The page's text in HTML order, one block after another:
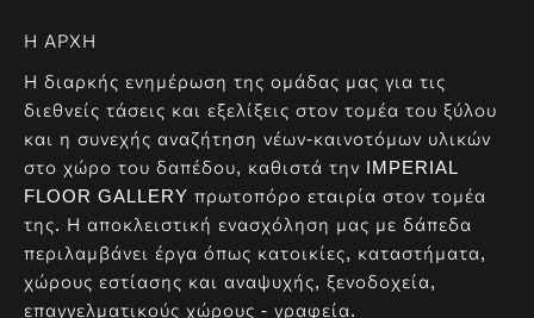
Η ΑΡΧΗ
Η διαρκής ενημέρωση της ομάδας μας για τις
διεθνείς τάσεις και εξελίξεις στον τομέα του ξύλου
και η συνεχής αναζήτηση νέων-καινοτόμων υλικών
στο χώρο του δαπέδου, καθιστά την IMPERIAL
FLOOR GALLERY πρωτοπόρο εταιρία στον τομέα
της. Η αποκλειστική ενασχόληση μας με δάπεδα
περιλαμβάνει έργα όπως κατοικίες, καταστήματα,
χώρους εστίασης και αναψυχής, ξενοδοχεία,
επαγγελματικούς χώρους - γραφεία.